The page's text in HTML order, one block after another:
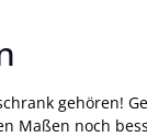
gehören!
Maßen noch